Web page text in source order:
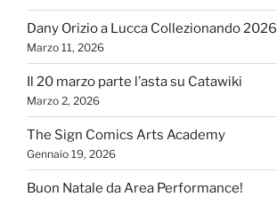
Dany Orizio a Lucca Collezionando 2026
Marzo 11, 2026
Il 20 marzo parte l’asta su Catawiki
Marzo 2, 2026
The Sign Comics Arts Academy
Gennaio 19, 2026
Buon Natale da Area Performance!